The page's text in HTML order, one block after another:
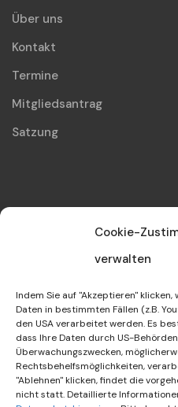
Cookie-
verwalten
Indem Sie auf "Akzeptieren" klicken,
Daten in bestimmten Fällen (z.B.
den USA verarbeitet werden. Es
dass Ihre Daten durch US-
Überwachungszwecken,
Rechtsbehelfsmöglichkeiten,
"Ablehnen" klicken, findet die
nicht statt. Detaillierte
Über uns
Kontakt
Termine
Mitgliedsantrag
Satzung
info@dif-waghaeusel.de
07254 / 93 26 0
Dialog Integration
Kolpingstraße 86
68753 Waghäusel